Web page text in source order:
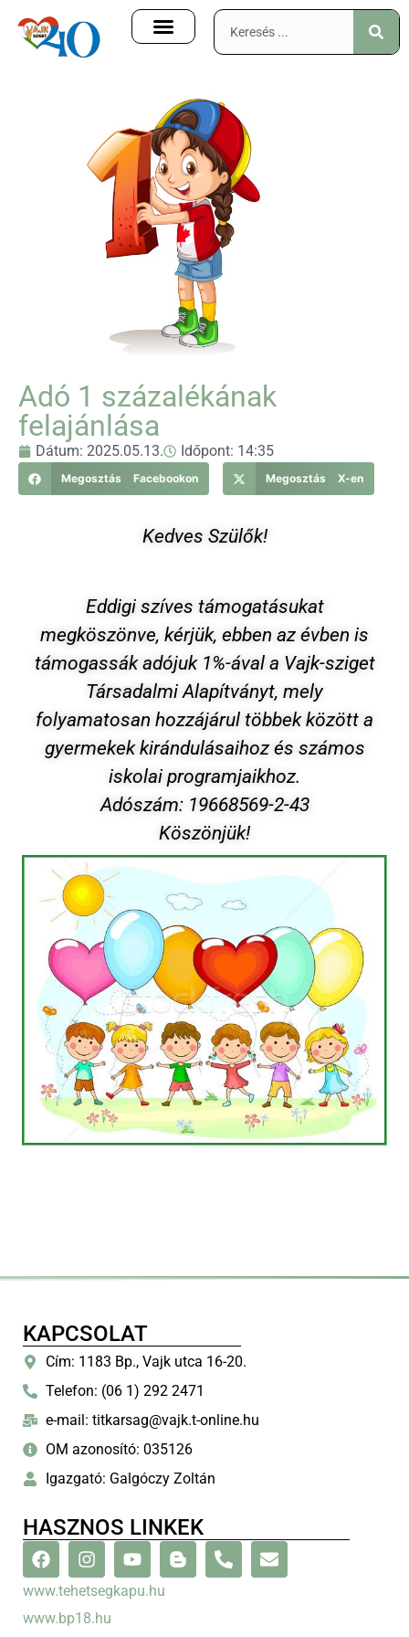
Adó 1 százalékának
felajánlása
Dátum: 2025.05.13. Időpont: 14:35
Megosztás Facebookon Megosztás X-en
Kedves Szülők!
Eddigi szíves támogatásukat
megköszönve, kérjük, ebben az évben is
támogassák adójuk 1%-ával a Vajk-sziget
Társadalmi Alapítványt, mely
folyamatosan hozzájárul többek között a
gyermekek kirándulásaihoz és számos
iskolai programjaikhoz.
Adószám: 19668569-2-43
Köszönjük!
KAPCSOLAT
Cím: 1183 Bp., Vajk utca 16-20.
Telefon: (06 1) 292 2471
e-mail: titkarsag@vajk.t-online.hu
OM azonosító: 035126
Igazgató: Galgóczy Zoltán
HASZNOS LINKEK
www.tehetsegkapu.hu
www.bp18.hu